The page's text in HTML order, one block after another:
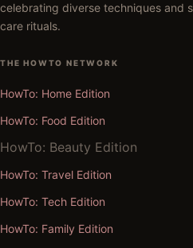
celebrating diverse techniques and
care rituals.
THE HOWTO NETWORK
HowTo: Home Edition
HowTo: Food Edition
HowTo: Beauty Edition
HowTo: Travel Edition
HowTo: Tech Edition
HowTo: Family Edition